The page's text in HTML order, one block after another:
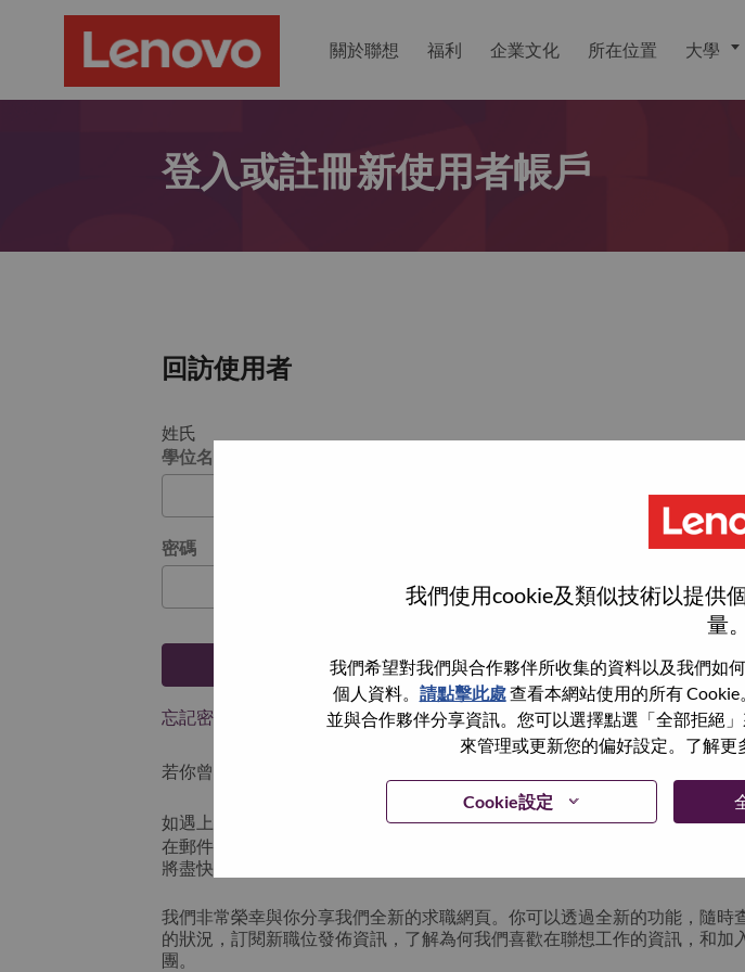
我們使用cookie及類似技術以提供
量。
我們希望對我們與合作夥伴所收集的資料以及我們如
個人資料。 請點擊此處查看本網站使用的所有
並與合作夥伴分享資訊。您可以選擇點選「全部拒絕
來管理或更新您的偏好設定。了解更
Cookie設定
關於聯想 福利 企業文化 所在位置 大學
登入或註冊新使用者帳戶
回訪使用者
姓氏
學位名稱
密碼
登入
忘記密碼了？
若你曾使用你的電子郵件申請我們的職位，你可以選擇”忘記密碼”重新設定你
如遇上登入問題，或無法建立帳號。請連絡我們的人力資源部門
在郵件的主題寫上 “Application login issue” 及在郵件中例明你遇到的問題和
將盡快與你聯絡。
我們非常榮幸與你分享我們全新的求職網頁。你可以透過全新的功能，隨時
的狀況，訂閱新職位發佈資訊，了解為何我們喜歡在聯想工作的資訊，和加
團。